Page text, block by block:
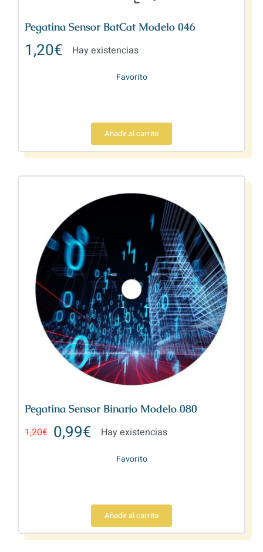
Pegatina Sensor BatCat Modelo 046
1,20€ Hay existencias
Favorito
Añadir al carrito
Pegatina Sensor Binario Modelo 080
1,20€ 0,99€ Hay existencias
Favorito
Añadir al carrito